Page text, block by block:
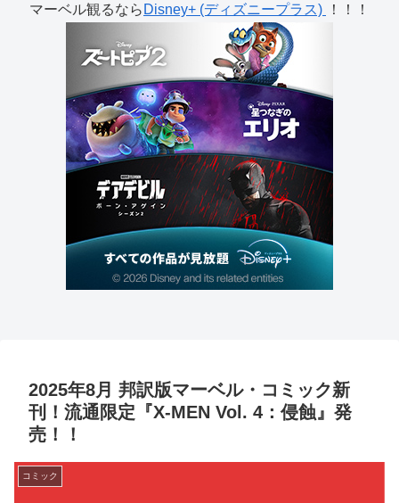
マーベル観るなら Disney+ (ディズニープラス) ！！！
2025年8月 邦訳版マーベル・コミック新
刊！流通限定『X-MEN Vol. 4：侵蝕』発
売！！
コミック